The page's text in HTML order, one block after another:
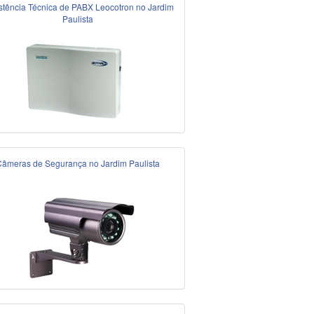
Técnica de PABX Leocotron no Jardim
Paulista
de Segurança no Jardim Paulista